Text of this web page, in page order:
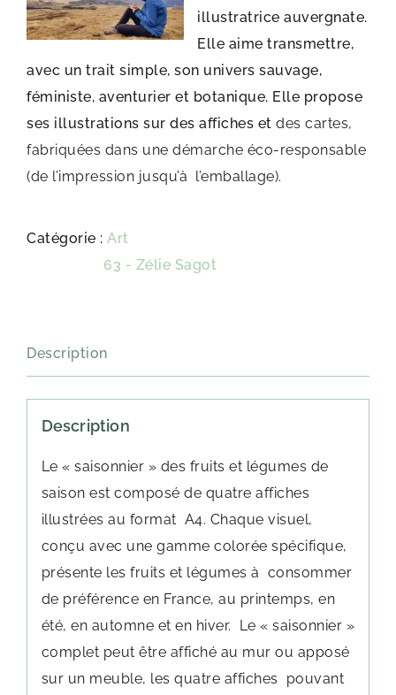
illustratrice auvergnate.
Elle aime transmettre,
avec un trait simple, son univers sauvage,
féministe, aventurier et botanique. Elle propose
ses illustrations sur des affiches et des cartes,
fabriquées dans une démarche éco-responsable
(de l’impression jusqu’à l’emballage).
Catégorie : Art
63 - Zélie Sagot
Description
Description
Le « saisonnier » des fruits et légumes de
saison est composé de quatre affiches
illustrées au format A4. Chaque visuel,
conçu avec une gamme colorée spécifique,
présente les fruits et légumes à consommer
de préférence en France, au printemps, en
été, en automne et en hiver. Le « saisonnier »
complet peut être affiché au mur ou apposé
sur un meuble, les quatre affiches pouvant